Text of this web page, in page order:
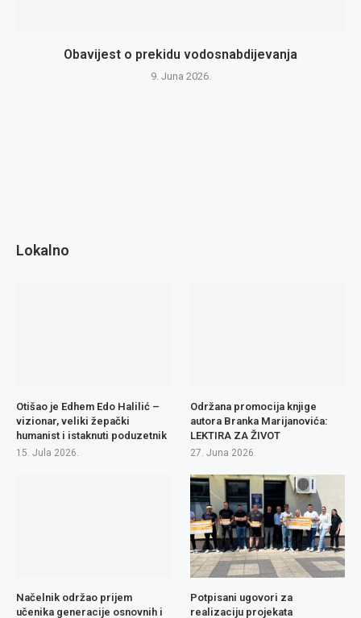
Obavijest o prekidu vodosnabdijevanja
9. Juna 2026.
Lokalno
Otišao je Edhem Edo Halilić –
vizionar, veliki žepački
humanist i istaknuti poduzetnik
15. Jula 2026.
Održana promocija knjige
autora Branka Marijanovića:
LEKTIRA ZA ŽIVOT
27. Juna 2026.
Načelnik održao prijem
učenika generacije osnovnih i
Potpisani ugovori za
realizaciju projekata